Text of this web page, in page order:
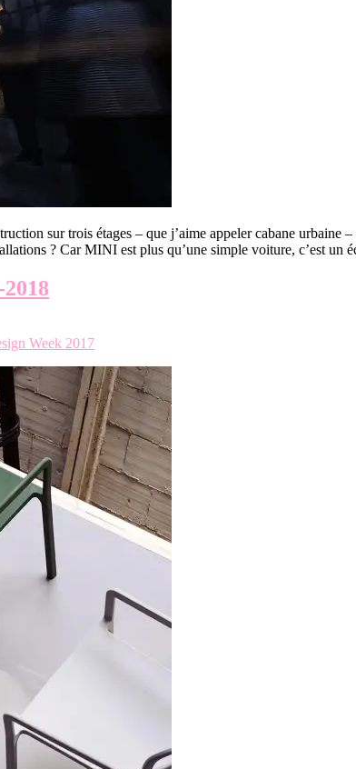
sur trois étages – que j’aime appeler cabane urbaine
? Car MINI est plus qu’une simple voiture, c’est un
Week 2017